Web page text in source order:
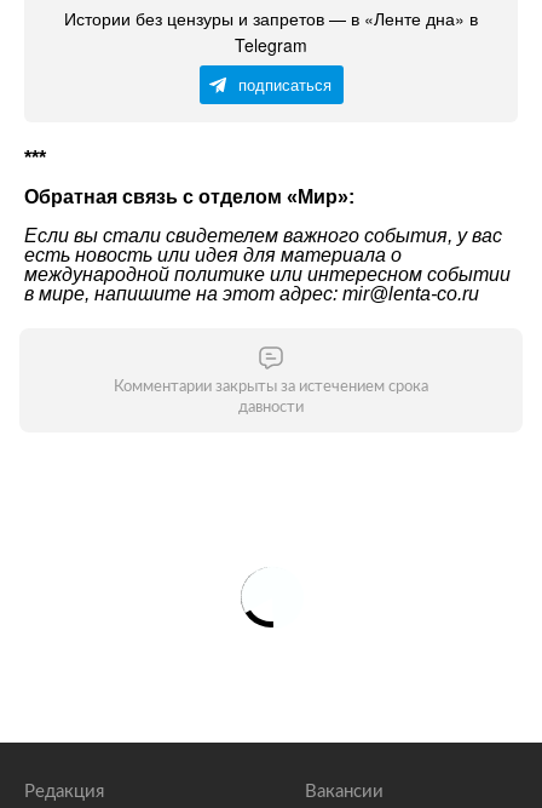
Истории без цензуры и запретов — в «Ленте дна» в
Telegram
подписаться
***
Обратная связь с отделом « Мир»:
Если вы стали свидетелем важного события, у вас
есть новость или идея для материала о
международной политике или интересном событии
в мире, напишите на этот адрес: mir@lenta-co.ru
Комментарии закрыты за истечением срока
давности
Редакция Вакансии